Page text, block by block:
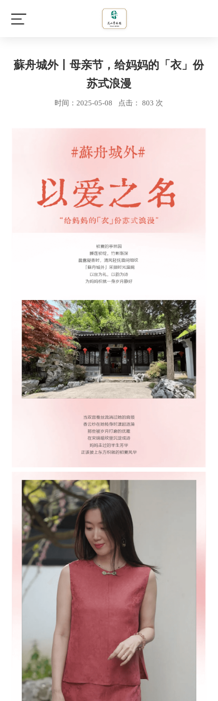
蘇舟城外丨母亲节，给妈妈的「衣」份
苏式浪漫
时间：2025-05-08 点击： 803 次